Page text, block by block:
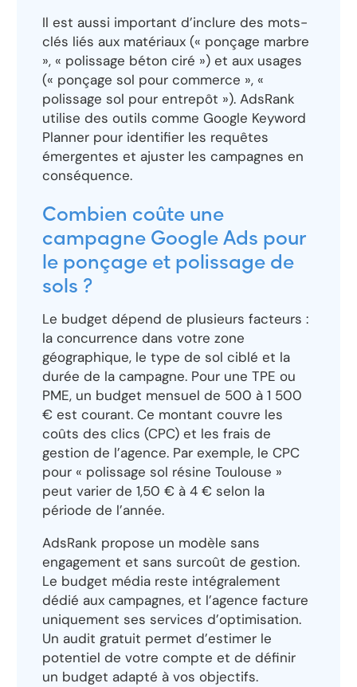
Il est aussi important d’inclure des mots-
clés liés aux matériaux (« ponçage marbre
», « polissage béton ciré ») et aux usages
(« ponçage sol pour commerce », «
polissage sol pour entrepôt »). AdsRank
utilise des outils comme Google Keyword
Planner pour identifier les requêtes
émergentes et ajuster les campagnes en
conséquence.
Combien coûte une
campagne Google Ads pour
le ponçage et polissage de
sols ?
Le budget dépend de plusieurs facteurs :
la concurrence dans votre zone
géographique, le type de sol ciblé et la
durée de la campagne. Pour une TPE ou
PME, un budget mensuel de 500 à 1 500
€ est courant. Ce montant couvre les
coûts des clics (CPC) et les frais de
gestion de l’agence. Par exemple, le CPC
pour « polissage sol résine Toulouse »
peut varier de 1,50 € à 4 € selon la
période de l’année.
AdsRank propose un modèle sans
engagement et sans surcoût de gestion.
Le budget média reste intégralement
dédié aux campagnes, et l’agence facture
uniquement ses services d’optimisation.
Un audit gratuit permet d’estimer le
potentiel de votre compte et de définir
un budget adapté à vos objectifs.